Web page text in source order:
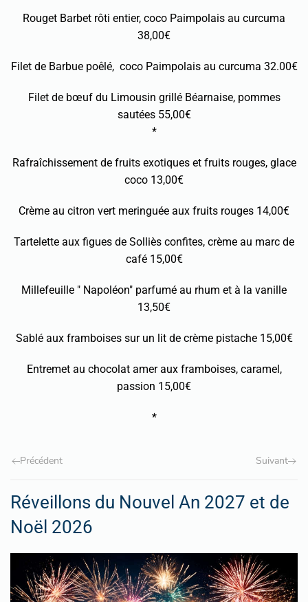
Rouget Barbet rôti entier, coco Paimpolais au curcuma
38,00€
Filet de Barbue poêlé, coco Paimpolais au curcuma 32.00€
Filet de bœuf du Limousin grillé Béarnaise, pommes
sautées 55,00€
*
Rafraîchissement de fruits exotiques et fruits rouges, glace
coco 13,00€
Crème au citron vert meringuée aux fruits rouges 14,00€
Tartelette aux figues de Solliès confites, crème au marc de
café 15,00€
Millefeuille " Napoléon" parfumé au rhum et à la vanille
13,50€
Sablé aux framboises sur un lit de crème pistache 15,00€
Entremet au chocolat amer aux framboises, caramel,
passion 15,00€
*
Précédent Suivant
Réveillons du Nouvel An 2027 et de
Noël 2026